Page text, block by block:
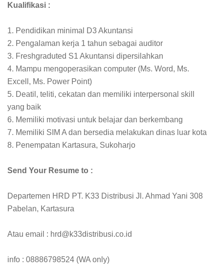
Kualifikasi :
1. Pendidikan minimal D3 Akuntansi
2. Pengalaman kerja 1 tahun sebagai auditor
3. Freshgraduted S1 Akuntansi dipersilahkan
4. Mampu mengoperasikan computer (Ms. Word, Ms.
Excell, Ms. Power Point)
5. Deatil, teliti, cekatan dan memiliki interpersonal skill
yang baik
6. Memiliki motivasi untuk belajar dan berkembang
7. Memiliki SIM A dan bersedia melakukan dinas luar kota
8. Penempatan Kartasura, Sukoharjo
Send Your Resume to :
Departemen HRD PT. K33 Distribusi Jl. Ahmad Yani 308
Pabelan, Kartasura
Atau email : hrd@k33distribusi.co.id
info : 08886798524 (WA only)